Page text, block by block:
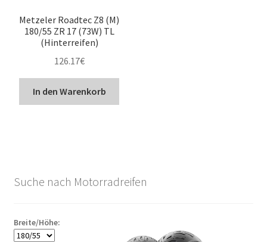
Metzeler Roadtec Z8 (M)
180/55 ZR 17 (73W) TL
(Hinterreifen)
126.17€
In den Warenkorb
Suche nach Motorradreifen
Breite/Höhe: